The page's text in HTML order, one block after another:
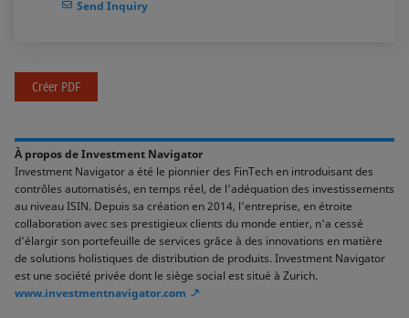
Send Inquiry
Créer PDF
À propos de Investment Navigator
Investment Navigator a été le pionnier des FinTech en introduisant des
contrôles automatisés, en temps réel, de l'adéquation des investissements
au niveau ISIN. Depuis sa création en 2014, l'entreprise, en étroite
collaboration avec ses prestigieux clients du monde entier, n'a cessé
d'élargir son portefeuille de services grâce à des innovations en matière
de solutions holistiques de distribution de produits. Investment Navigator
est une société privée dont le siège social est situé à Zurich.
www.investmentnavigator.com